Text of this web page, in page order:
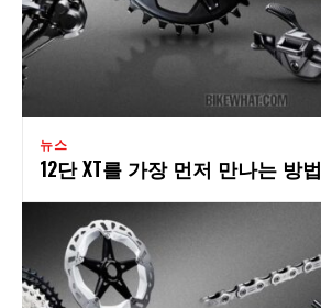
뉴스
12단 XT를 가장 먼저 만나는 방법